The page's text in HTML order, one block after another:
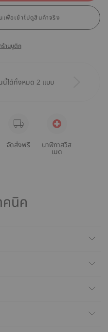
พื่อเข้าไปดูสินค้าจริง
ร้านบูติก
นี้ได้ทั้งหมด 2 แบบ
จัดส่งฟรี นาฬิกาสวิส
เมด
คนิค